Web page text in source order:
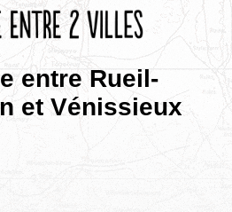
entre Rueil-
et Vénissieux